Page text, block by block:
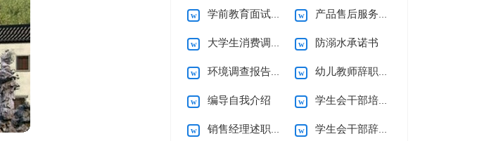
学前教育面试自我介绍 产品售后服务承诺书(15篇)
大学生消费调查报告 防溺水承诺书
环境调查报告(集合15篇) 幼儿教师辞职信15篇
编导自我介绍 学生会干部培训心得体会
销售经理述职报告 学生会干部辞职申请书